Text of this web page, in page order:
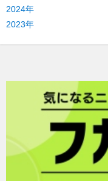
2024年
2023年